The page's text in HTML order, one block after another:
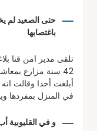
حتى الصعيد لم
باغتصابها
أبلغت أحدا وقالت
في المنزل بمفردها
و في القليوبية